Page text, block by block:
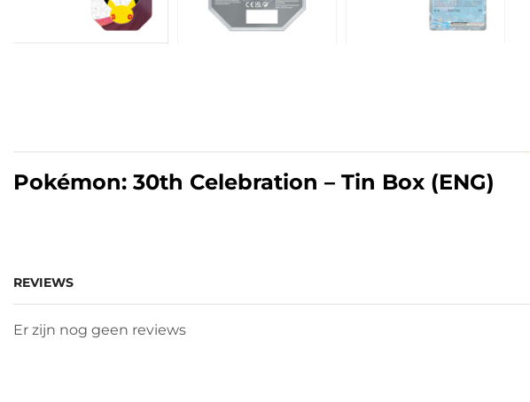
Pokémon: 30th Celebration – Tin Box (ENG)
REVIEWS
Er zijn nog geen reviews